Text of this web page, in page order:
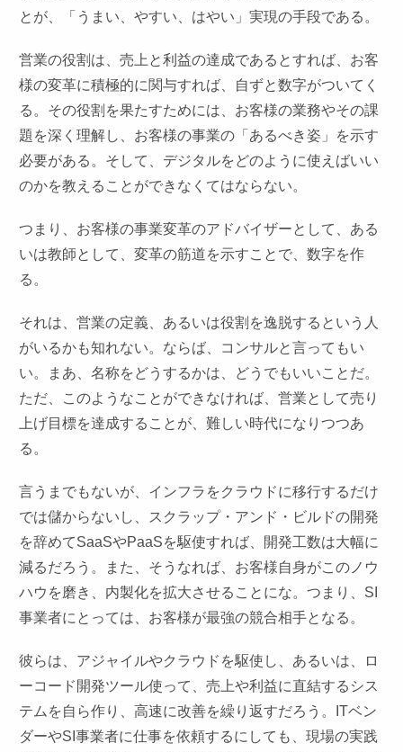
とが、「うまい、やすい、はやい」実現の手段である。
営業の役割は、売上と利益の達成であるとすれば、お客
様の変革に積極的に関与すれば、自ずと数字がついてく
る。その役割を果たすためには、お客様の業務やその課
題を深く理解し、お客様の事業の「あるべき姿」を示す
必要がある。そして、デジタルをどのように使えばいい
のかを教えることができなくてはならない。
つまり、お客様の事業変革のアドバイザーとして、ある
いは教師として、変革の筋道を示すことで、数字を作
る。
それは、営業の定義、あるいは役割を逸脱するという人
がいるかも知れない。ならば、コンサルと言ってもい
い。まあ、名称をどうするかは、どうでもいいことだ。
ただ、このようなことができなければ、営業として売り
上げ目標を達成することが、難しい時代になりつつあ
る。
言うまでもないが、インフラをクラウドに移行するだけ
では儲からないし、スクラップ・アンド・ビルドの開発
を辞めてSaaSやPaaSを駆使すれば、開発工数は大幅に
減るだろう。また、そうなれば、お客様自身がこのノウ
ハウを磨き、内製化を拡大させることにな。つまり、SI
事業者にとっては、お客様が最強の競合相手となる。
彼らは、アジャイルやクラウドを駆使し、あるいは、ロ
ーコード開発ツール使って、売上や利益に直結するシス
テムを自ら作り、高速に改善を繰り返すだろう。ITベン
ダーやSI事業者に仕事を依頼するにしても、現場の実践